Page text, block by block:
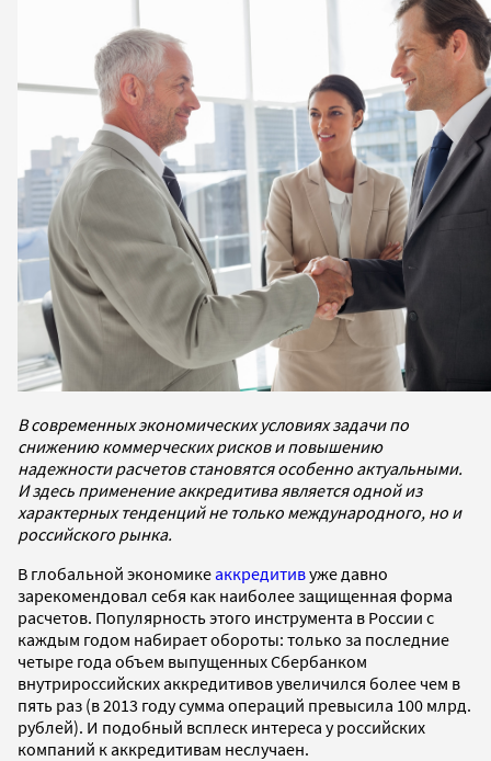
В современных экономических условиях задачи по
снижению коммерческих рисков и повышению
надежности расчетов становятся особенно актуальными.
И здесь применение аккредитива является одной из
характерных тенденций не только международного, но и
российского рынка.
В глобальной экономикеаккредитивуже давно
зарекомендовал себя как наиболее защищенная форма
расчетов. Популярность этого инструмента в России с
каждым годом набирает обороты: только за последние
четыре года объем выпущенных Сбербанком
внутрироссийских аккредитивов увеличился более чем в
пять раз (в 2013 году сумма операций превысила 100 млрд.
рублей). И подобный всплеск интереса у российских
компаний к аккредитивам неслучаен.